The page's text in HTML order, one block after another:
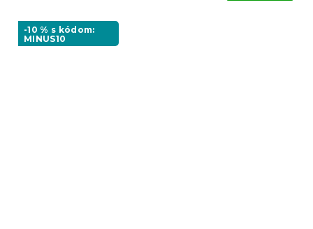
-10 % s kódom:
MINUS10